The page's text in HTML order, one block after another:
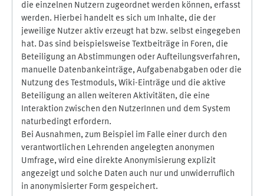
die einzelnen Nutzern zugeordnet werden können, erfasst
werden. Hierbei handelt es sich um Inhalte, die der
jeweilige Nutzer aktiv erzeugt hat bzw. selbst eingegeben
hat. Das sind beispielsweise Textbeiträge in Foren, die
Beteiligung an Abstimmungen oder Aufteilungsverfahren,
manuelle Datenbankeinträge, Aufgabenabgaben oder die
Nutzung des Testmoduls, Wiki-Einträge und die aktive
Beteiligung an allen weiteren Aktivitäten, die eine
Interaktion zwischen den NutzerInnen und dem System
naturbedingt erfordern.
Bei Ausnahmen, zum Beispiel im Falle einer durch den
verantwortlichen Lehrenden angelegten anonymen
Umfrage, wird eine direkte Anonymisierung explizit
angezeigt und solche Daten auch nur und unwiderruflich
in anonymisierter Form gespeichert.